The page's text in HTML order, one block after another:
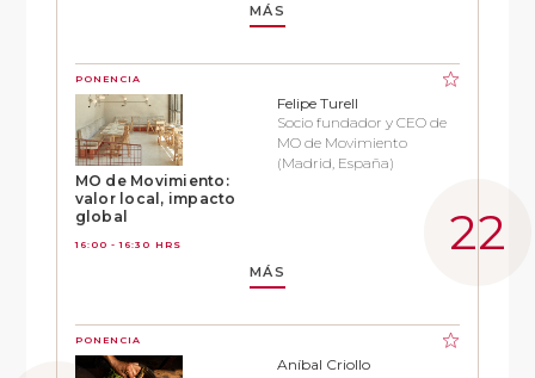
MÁS
PONENCIA
MO de Movimiento:
valor local, impacto
global
16:00 - 16:30 HRS
Felipe Turell
Socio fundador y CEO de
MO de Movimiento
(Madrid, España)
MÁS
PONENCIA
Aníbal Criollo